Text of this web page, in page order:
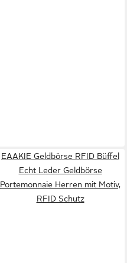
EAAKIE Geldbörse RFID Büffel
Echt Leder Geldbörse
Portemonnaie Herren mit Motiv,
RFID Schutz